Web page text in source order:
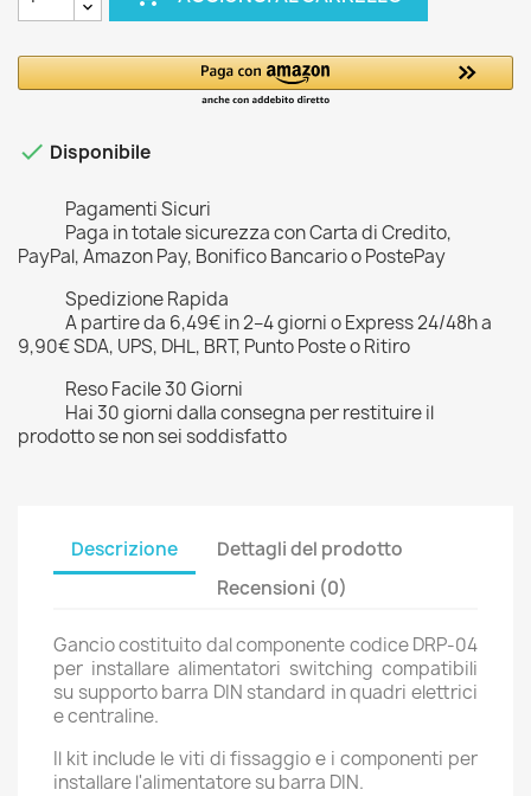
 Disponibile
Pagamenti Sicuri
Paga in totale sicurezza con Carta di Credito,
PayPal, Amazon Pay, Bonifico Bancario o PostePay
Spedizione Rapida
A partire da 6,49€ in 2–4 giorni o Express 24/48h a
9,90€ SDA, UPS, DHL, BRT, Punto Poste o Ritiro
Reso Facile 30 Giorni
Hai 30 giorni dalla consegna per restituire il
prodotto se non sei soddisfatto
Descrizione
Dettagli del prodotto
Recensioni (0)
Gancio costituito dal componente codice DRP-04
per installare alimentatori switching compatibili
su supporto barra DIN standard in quadri elettrici
e centraline.
Il kit include le viti di fissaggio e i componenti per
installare l'alimentatore su barra DIN.